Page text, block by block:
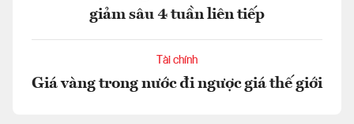
giảm sâu 4 tuần liên tiếp
Tài chính
Giá vàng trong nước đi ngược giá thế giới